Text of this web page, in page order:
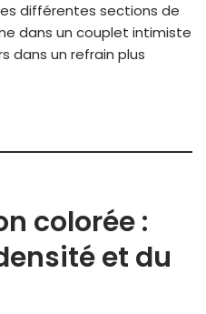
différentes sections de
dans un couplet intimiste
dans un refrain plus
colorée :
et du